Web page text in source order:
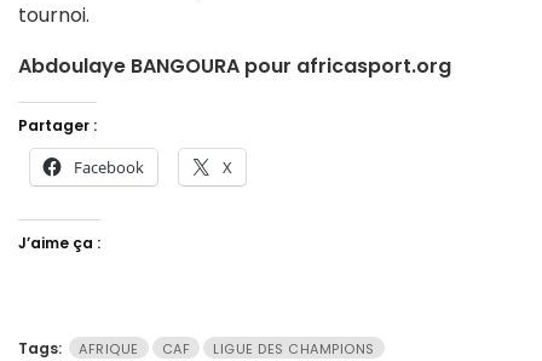
tournoi.
Abdoulaye BANGOURA pour africasport.org
Partager :
Facebook X
J’aime ça :
Tags: AFRIQUE CAF LIGUE DES CHAMPIONS